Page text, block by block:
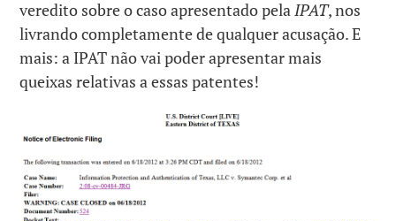
veredito sobre o caso apresentado pelaIPAT, nos
livrando completamente de qualquer acusação. E
mais: a IPAT não vai poder apresentar mais
queixas relativas a essas patentes!